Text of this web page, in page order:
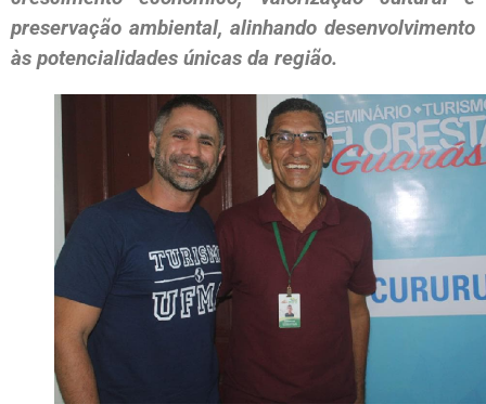
preservação ambiental, alinhando desenvolvimento
às potencialidades únicas da região.